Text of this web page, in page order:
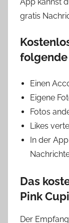
App kannst
gratis
folgende
Einen
Eigene
Fotos
Likes
In der
Das
Pink
Der